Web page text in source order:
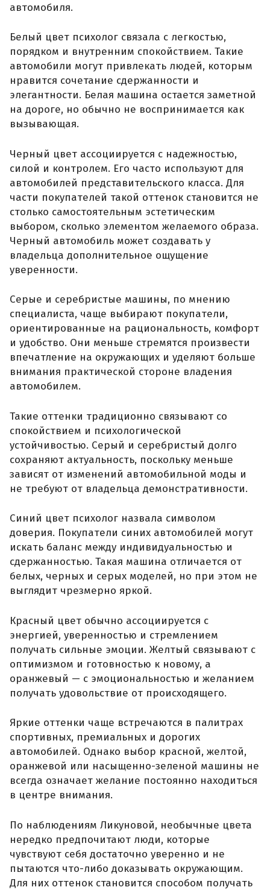
автомобиля.
Белый цвет психолог связала с легкостью,
порядком и внутренним спокойствием. Такие
автомобили могут привлекать людей, которым
нравится сочетание сдержанности и
элегантности. Белая машина остается заметной
на дороге, но обычно не воспринимается как
вызывающая.
Черный цвет ассоциируется с надежностью,
силой и контролем. Его часто используют для
автомобилей представительского класса. Для
части покупателей такой оттенок становится не
столько самостоятельным эстетическим
выбором, сколько элементом желаемого образа.
Черный автомобиль может создавать у
владельца дополнительное ощущение
уверенности.
Серые и серебристые машины, по мнению
специалиста, чаще выбирают покупатели,
ориентированные на рациональность, комфорт
и удобство. Они меньше стремятся произвести
впечатление на окружающих и уделяют больше
внимания практической стороне владения
автомобилем.
Такие оттенки традиционно связывают со
спокойствием и психологической
устойчивостью. Серый и серебристый долго
сохраняют актуальность, поскольку меньше
зависят от изменений автомобильной моды и
не требуют от владельца демонстративности.
Синий цвет психолог назвала символом
доверия. Покупатели синих автомобилей могут
искать баланс между индивидуальностью и
сдержанностью. Такая машина отличается от
белых, черных и серых моделей, но при этом не
выглядит чрезмерно яркой.
Красный цвет обычно ассоциируется с
энергией, уверенностью и стремлением
получать сильные эмоции. Желтый связывают с
оптимизмом и готовностью к новому, а
оранжевый — с эмоциональностью и желанием
получать удовольствие от происходящего.
Яркие оттенки чаще встречаются в палитрах
спортивных, премиальных и дорогих
автомобилей. Однако выбор красной, желтой,
оранжевой или насыщенно-зеленой машины не
всегда означает желание постоянно находиться
в центре внимания.
По наблюдениям Ликуновой, необычные цвета
нередко предпочитают люди, которые
чувствуют себя достаточно уверенно и не
пытаются что-либо доказывать окружающим.
Для них оттенок становится способом получать